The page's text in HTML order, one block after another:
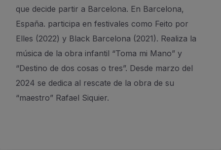
que decide partir a Barcelona. En Barcelona,
España. participa en festivales como Feito por
Elles (2022) y Black Barcelona (2021). Realiza la
música de la obra infantil “Toma mi Mano” y
“Destino de dos cosas o tres”. Desde marzo del
2024 se dedica al rescate de la obra de su
“maestro” Rafael Siquier.